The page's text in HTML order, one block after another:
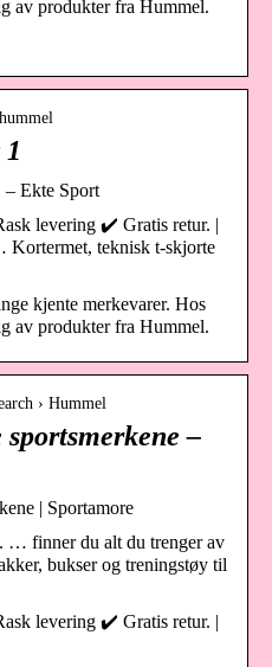
av produkter fra Hummel.
– Ekte Sport
levering ✔️ Gratis retur. |
Kortermet, teknisk t-skjorte
kjente merkevarer. Hos
av produkter fra Hummel.
› Hummel
–
| Sportamore
… finner du alt du trenger av
bukser og treningstøy til
levering ✔️ Gratis retur. |